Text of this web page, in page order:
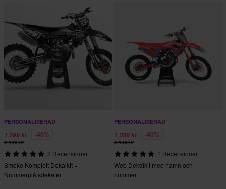
PERSONALISERAD
1 299 kr -40%
2 149 kr
2 Recensioner
Smoke Komplett Dekalkit +
Nummerplåtsdekaler
PERSONALISERAD
1 299 kr -40%
2 149 kr
1 Recensioner
Web Dekalkit med namn och
nummer